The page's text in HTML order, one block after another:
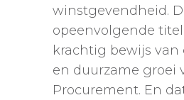
winstgevendheid.
opeenvolgende
krachtig bewijs van
en duurzame groei
Procurement. En